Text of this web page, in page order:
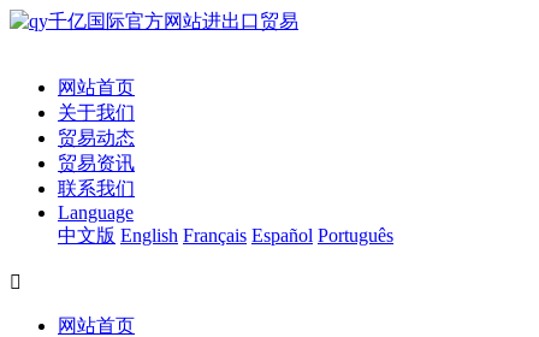
网站首页
关于我们
贸易动态
贸易资讯
联系我们
Language
中文版 English Français Español Português

网站首页